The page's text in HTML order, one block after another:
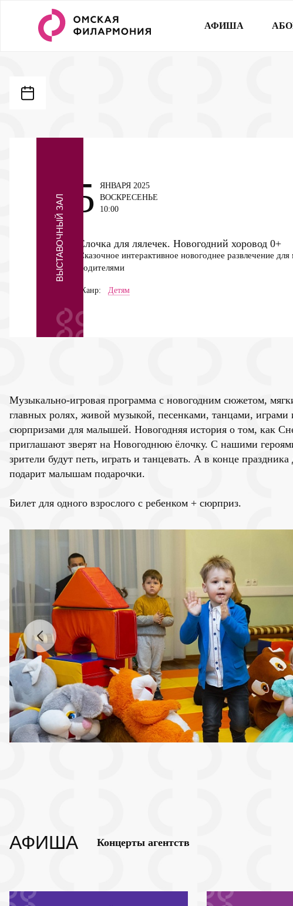
АФИША
ВЫСТАВОЧНЫЙ ЗАЛ Елочка для лялечек. Новогодний хоровод 0+
Сказочное интерактивное новогоднее развлечение
родителями
Жанр: Детям
5
ЯНВАРЯ 2025
ВОСКРЕСЕНЬЕ
10:00
Музыкально-игровая программа с новогодним сюжетом,
главных ролях, живой музыкой, песенками, танцами,
сюрпризами для малышей. Новогодняя история о том, как
приглашают зверят на Новогоднюю ёлочку. С нашими
зрители будут петь, играть и танцевать. А в конце
подарит малышам подарочки.
Билет для одного взрослого с ребенком + сюрприз.
АФИША Концерты агентств